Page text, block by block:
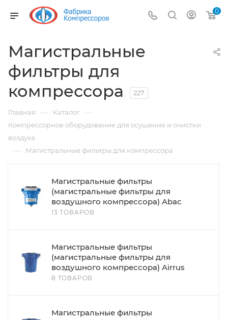
0
Магистральные
фильтры для
компрессора
227
Главная — Каталог —
Компрессорное оборудование для осушения и очистки
воздуха
— Магистральные фильтры для компрессора
Магистральные фильтры
(магистральные фильтры для
воздушного компрессора) Abac
13 ТОВАРОВ
Магистральные фильтры
(магистральные фильтры для
воздушного компрессора) Airrus
8 ТОВАРОВ
Магистральные фильтры